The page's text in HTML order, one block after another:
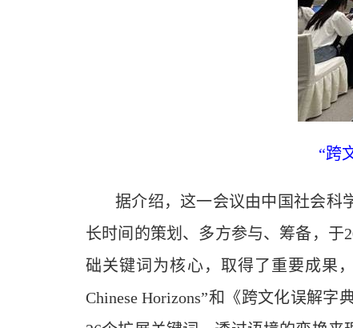
“跨
据介绍，这一会议由中国社会科学
长时间的策划、多方参与、筹备，
础关键词为核心，取得了重要成果，
Chinese Horizons”和《跨文化误解